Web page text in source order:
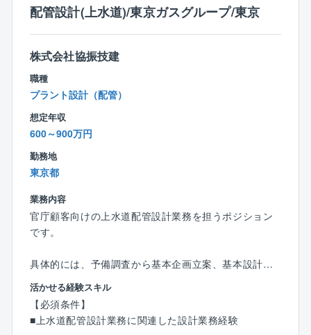
ています。活躍のフィールドは国内はもとより、アジ
ア、中東にも広がっています。 新ドーハ国際空港を始
り、ますます国際社会への貢献を高めています。
■建設業におけるIT化やDX化促進のために従来の建
築、土木、事務系社員に加え、IT系社員の採用も積極
的におこなっています。
■建築と土木の幅広い分野で、グローバルに事業展開し
ています。活躍のフィールドは国内はもとより、アジ
めとして大型の海外プロジェクトを数多く手掛けてお
り、ますます国際社会への貢献を高めています。
■建設業におけるIT化やDX化促進のために従来の建
築、土木、事務系社員に加え、IT系社員の採用も積極
的におこなっています。
配管設計(上水道)/東京ガスグループ/東京
株式会社協振技建
職種
プラント設計（配管）
想定年収
600～900万円
勤務地
東京都
業務内容
官庁顧客向けの上水道配管設計業務を担うポジション
です。
具体的には、予備調査から基本企画立案、基本設計、
施工計画、設計図作成、完成後の維持管理計画、発注
者協議までトータルに手掛けます。
※土木設計・土木施工管理の経験がある方は大歓迎で
す！
活かせる経験スキル
【必須条件】
■上水道配管設計業務に関連した設計業務経験